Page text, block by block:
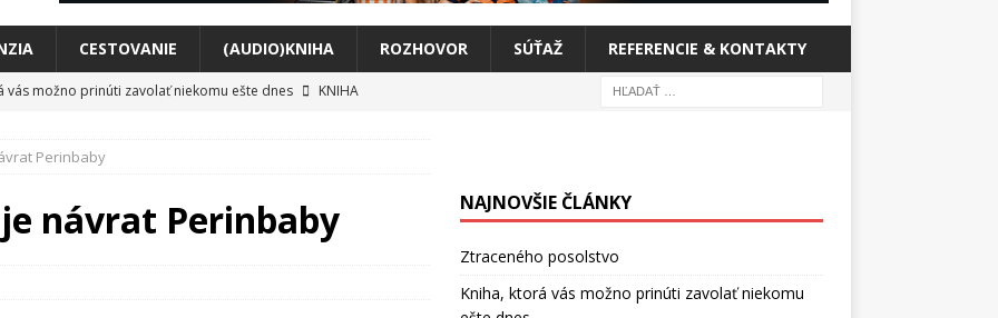
CESTOVANIE (AUDIO)KNIHA ROZHOVOR SÚŤAŽ REFERENCIE & KONTAKTY
vás možno prinúti zavolať niekomu ešte dnes
KNIHA
rozchod
cestou na Monte Mabu
HUDBA
unikátny akustický koncert
Perinbaby
návrat Perinbaby NAJNOVŠIE ČLÁNKY
Ztraceného posolstvo
Kniha, ktorá vás možno prinúti zavolať niekomu